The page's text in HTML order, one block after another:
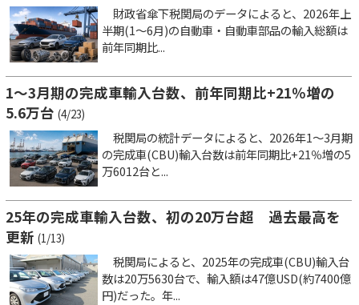
財政省傘下税関局のデータによると、2026年上
半期(1～6月)の自動車・自動車部品の輸入総額は
前年同期比...
1～3月期の完成車輸入台数、前年同期比+21％増の
5.6万台 (4/23)
税関局の統計データによると、2026年1～3月期
の完成車(CBU)輸入台数は前年同期比+21％増の5
万6012台と...
25年の完成車輸入台数、初の20万台超 過去最高を
更新 (1/13)
税関局によると、2025年の完成車(CBU)輸入台
数は20万5630台で、輸入額は47億USD(約7400億
円)だった。年...